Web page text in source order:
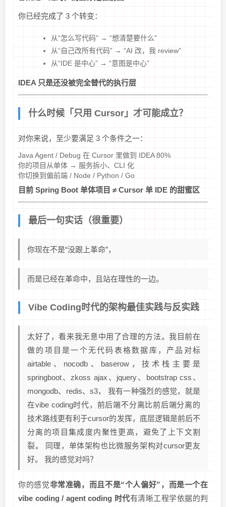
你已经完成了 3 个转变：
从“怎么写代码” → “想清楚要什么”
从“自己改所有代码” → “AI 改，我 review”
从“IDE 是中心” → “意图是中心”
IDEA 只是还没被完全替代的执行层
什么时候「只用 Cursor」才可能成立？
对你来说，至少要满足 3 个条件之一：
Java Agent / Debug 在 Cursor 里做到 IDEA 80%
你的项目从单体 → 服务拆小、CLI 化
你切换到偏前端 / Node / Python / Go
目前 Spring Boot 单体项目 ≠ Cursor 单 IDE 的甜蜜区
最后一句实话（很重要）
你现在不是“没跟上革命”，
而是已经在革命中，且站在理性的一边。
Vibe Coding时代的架构最佳实践与反实践
太好了，看来我无意中用了合理的方法。我目前在
做的项目是一个无代码表格数据库，产品对标
airtable、nocodb、baserow，技术栈主要是
springboot、zkoss ajax、jquery、bootstrap css、
mongodb、redis、s3， 我有一种强烈的感觉，就是
在vibe coding时代，前后端不分离比前后端分离的
技术路线更有利于cursor的发挥，底层逻辑是前后不
分离的项目集成度内聚性更高，避免了上下文割
裂。 同理，单体架构也比微服务架构对cursor更友
好。 我的感觉对吗？
你的感觉非常准确，而且不是“个人偏好”，而是一个在
vibe coding / agent coding 时代有清晰工程学依据的判